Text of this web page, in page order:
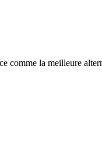
comme la meilleure